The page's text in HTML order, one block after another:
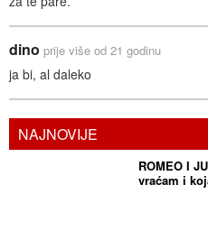
dino prije više od 21 godinu
ja bi, al daleko
NAJNOVIJE
ROMEO I
vraćam i